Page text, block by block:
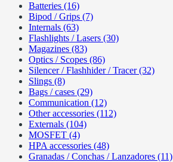
Batteries (16)
Bipod / Grips (7)
Internals (63)
Flashlights / Lasers (30)
Magazines (83)
Optics / Scopes (86)
Silencer / Flashhider / Tracer (32)
Slings (8)
Bags / cases (29)
Communication (12)
Other accessories (112)
Externals (104)
MOSFET (4)
HPA accessories (48)
Granadas / Conchas / Lanzadores (11)